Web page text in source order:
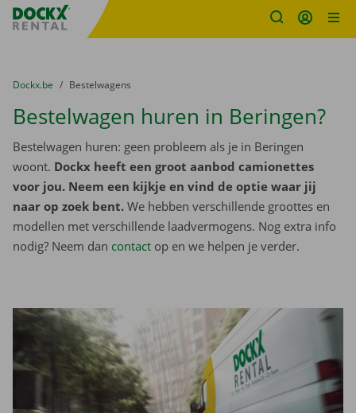
Fratello DEMO
U bevindt zich hier:
van
Dockx.be naar
Bestelwagens
Bestelwagen huren in Beringen?
Bestelwagen huren: geen probleem als je in Beringen
woont. Dockx heeft een groot aanbod camionettes
voor jou. Neem een kijkje en vind de optie waar jij
naar op zoek bent. We hebben verschillende groottes en
modellen met verschillende laadvermogens. Nog extra info
nodig? Neem dan contact op en we helpen je verder.